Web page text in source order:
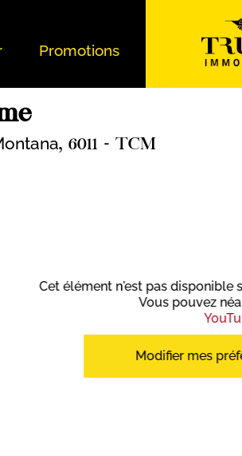
Promotions
, 6011 - TCM
Cet élément n'est pas disponible
Vous pouvez
Modifier mes